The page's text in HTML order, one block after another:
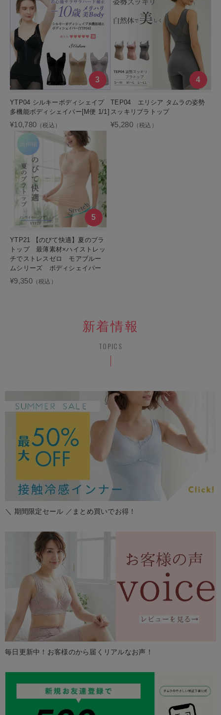
YTP04 シルキーボディシェイプ
多機能ボディシェイパー[M便 1/1]
¥10,780 （税込）
TEP04 エリシア タムラの姿勢
スッキリブラトップ
¥5,280（税込）
YTP21 【のびて快適】夏のブラ
トップ 最薄素材×ハイストレッ
チでストレスゼロ モアブルー
ムシリーズ ボディシェイパー
¥9,350（税込）
新着情報
TOPICS
＼ 期間限定セール ／まとめ買いでお得！
毎日更新中！お客様のから届くリアルなお声！